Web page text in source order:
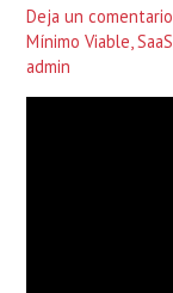
Deja un comentario
Mínimo Viable,SaaS
admin